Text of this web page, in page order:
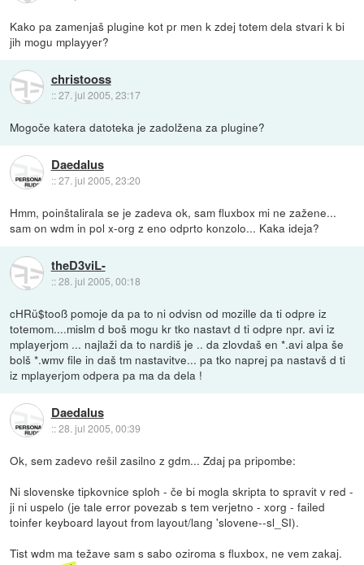
Kako pa zamenjaš plugine kot pr men k zdej totem dela stvari k bi
jih mogu mplayyer?
christooss
::27. jul 2005, 23:17
Mogoče katera datoteka je zadolžena za plugine?
Daedalus
::27. jul 2005, 23:20
Hmm, poinštalirala se je zadeva ok, sam fluxbox mi ne zažene...
sam on wdm in pol x-org z eno odprto konzolo... Kaka ideja?
theD3viL-
::28. jul 2005, 00:18
cHRü$tooß pomoje da pa to ni odvisn od mozille da ti odpre iz
totemom....mislm d boš mogu kr tko nastavt d ti odpre npr. avi iz
mplayerjom ... najlaži da to nardiš je .. da zlovdaš en *.avi alpa še
bolš *.wmv file in daš tm nastavitve... pa tko naprej pa nastavš d ti
iz mplayerjom odpera pa ma da dela !
Daedalus
::28. jul 2005, 00:39
Ok, sem zadevo rešil zasilno z gdm... Zdaj pa pripombe:
Ni slovenske tipkovnice sploh - če bi mogla skripta to spravit v red -
ji ni uspelo (je tale error povezab s tem verjetno - xorg - failed
toinfer keyboard layout from layout/lang 'slovene--sl_SI).
Tist wdm ma težave sam s sabo oziroma s fluxbox, ne vem zakaj.